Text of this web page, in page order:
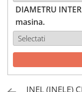
DIAMETRU
masina.
INEL (INELE)